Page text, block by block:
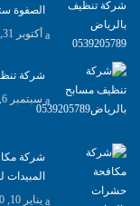
الصفوة
أكتوبر 31, 2020
شركة تنظيف
سبتمبر 6, 2020
يناير 10, 2020